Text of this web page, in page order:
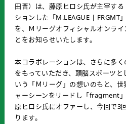
田晋）は、藤原ヒロシ氏が主宰す
ションした「M.LEAGUE | FRGMT
を、Ｍリーグオフィシャルオンラ
とをお知らせいたします。
本コラボレーションは、さらに多
をもっていただき、頭脳スポーツ
いう「Ｍリーグ」の想いのもと、
ャーシーンをリードし「fragment
原ヒロシ氏にオファーし、今回で3
ります。